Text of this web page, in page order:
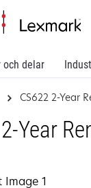
och delar
CS622 2-Year
Year